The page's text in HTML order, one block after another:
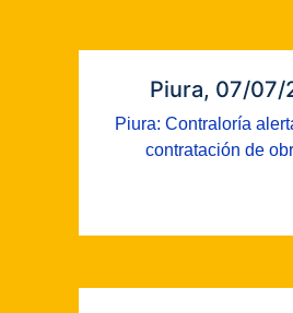
Piura, 07/07/
Piura: Contraloría
contratación de